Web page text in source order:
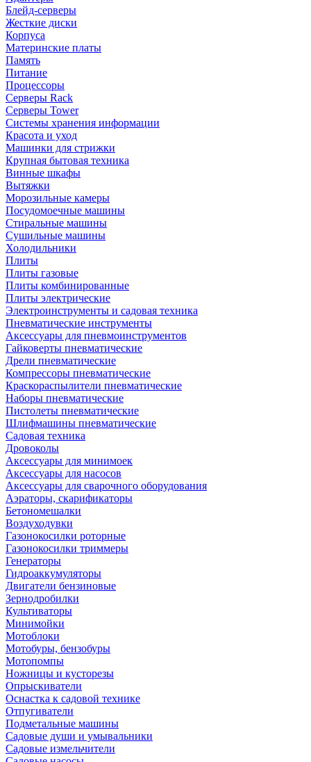
Блейд-серверы
Жесткие диски
Корпуса
Материнские платы
Память
Питание
Процессоры
Серверы Rack
Серверы Tower
Системы хранения информации
Красота и уход
Машинки для стрижки
Крупная бытовая техника
Винные шкафы
Вытяжки
Морозильные камеры
Посудомоечные машины
Стиральные машины
Сушильные машины
Холодильники
Плиты
Плиты газовые
Плиты комбинированные
Плиты электрические
Электроинструменты и садовая техника
Пневматические инструменты
Аксессуары для пневмоинструментов
Гайковерты пневматические
Дрели пневматические
Компрессоры пневматические
Краскораспылители пневматические
Наборы пневматические
Пистолеты пневматические
Шлифмашины пневматические
Садовая техника
Дровоколы
Аксессуары для минимоек
Аксессуары для насосов
Аксессуары для сварочного оборудования
Аэраторы, скарификаторы
Бетономешалки
Воздуходувки
Газонокосилки роторные
Газонокосилки триммеры
Генераторы
Гидроаккумуляторы
Двигатели бензиновые
Зернодробилки
Культиваторы
Минимойки
Мотоблоки
Мотобуры, бензобуры
Мотопомпы
Ножницы и кусторезы
Опрыскиватели
Оснастка к садовой технике
Отпугиватели
Подметальные машины
Садовые души и умывальники
Садовые измельчители